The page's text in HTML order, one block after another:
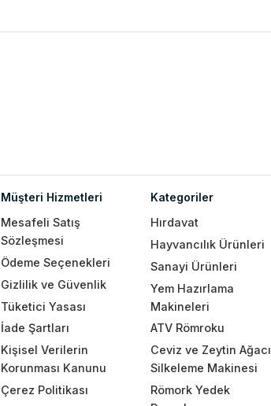
Müşteri Hizmetleri
Mesafeli Satış
Sözleşmesi
Ödeme Seçenekleri
Gizlilik ve Güvenlik
Tüketici Yasası
İade Şartları
Kişisel Verilerin
Korunması Kanunu
Çerez Politikası
Kategoriler
Hırdavat
Hayvancılık Ürünleri
Sanayi Ürünleri
Yem Hazırlama
Makineleri
ATV Römroku
Ceviz ve Zeytin Ağacı
Silkeleme Makinesi
Römork Yedek